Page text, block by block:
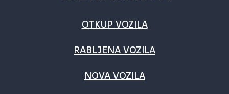
OTKUP VOZILA
RABLJENA VOZILA
NOVA VOZILA